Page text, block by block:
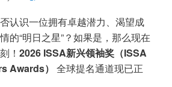
认识一位拥有卓越潜力、渴望成
的“明日之星”？如果是，那么现在
！2026 ISSA新兴领袖奖（ISSA
Awards） 全球提名通道现已正